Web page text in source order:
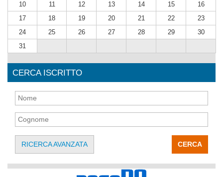
10
11 12 13 14 15
16
17
18 19 20 21 22
23
24
25 26 27 28 29
30
31
CERCA ISCRITTO
CERCA
RICERCA AVANZATA